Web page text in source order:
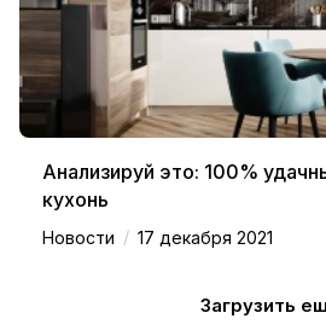
Анализируй это: 100%
кухонь
Новости / 17 декабря 2021
Загрузить